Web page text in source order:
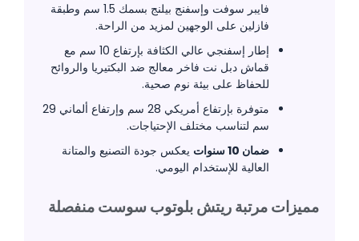
فايبر سوفت وإسفنج بيلنج بسمك 1.5 سم وطبقة
فازلين على الوجهين لمزيد من الراحة.
إطار إسفنجي عالي الكثافة بإرتفاع 10 سم مع
قماش دبل نت فاخر معالج ضد البكتيريا والروائح
للحفاظ على بيئة نوم صحية.
متوفرة بإرتفاع أمريكي 28 سم وإرتفاع ألماني 29
سم لتناسب مختلف الإحتياجات.
ضمان 10 سنوات
يعكس جودة التصنيع والمتانة
العالية للإستخدام اليومي.
مميزات مرتبة ريتش بلوتوب سوست منفصلة